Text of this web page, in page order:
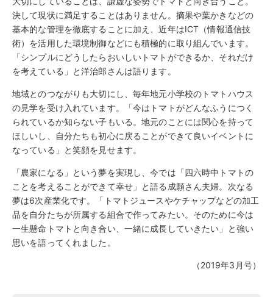
決して現状に満足することはありません。摘果や葉かきなどの
基本的な管理を徹底することに加え、近年はICT（情報通信技
術）を活用した環境制御などにも積極的に取り組んでいます。
「シンプルにどうしたらおいしいトマトができるか、それだけ
を考えている」と洋治郎さんは語ります。
地域とのつながりも大切にし、毎年地元小学校のトマトハウス
の見学を受け入れています。「今はトマトがどんなふうにつく
られているか知らない子もいる。地元のことには関心を持って
ほしいし、自分たちも初心に戻ることができて良いイベントに
なっている」と笑顔を見せます。
「農家になる」という夢を実現し、今では「四六時中トマトの
ことを考えることができて幸せ」と語る成願さん夫婦。次なる
夢は6次産業化です。「トマトジュースやケチャップなどの加工
品を自分たちが所属する組合で作ってみたい。そのために今は
一生懸命トマトと向き合い、一緒に成長していきたい」と強い
思いを語ってくれました。
（2019年3月号）